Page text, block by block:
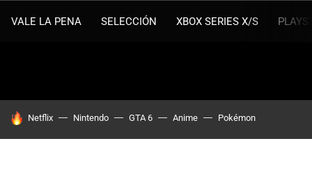
VALE LA PENA SELECCIÓN XBOX SERIES X/S
HOY SE HABLA DE
Netflix Nintendo GTA 6 Anime Pokémon